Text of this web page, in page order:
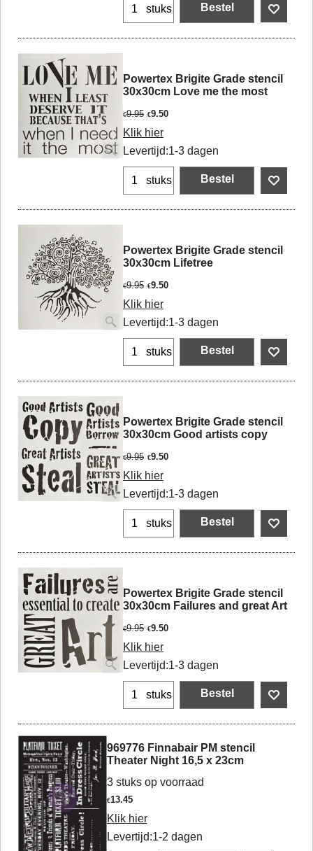
stuks Bestel
Powertex Brigite Grade stencil
30x30cm Love me the most
€9.95 €9.50
Klik hier
Levertijd:1-3 dagen
stuks Bestel
Powertex Brigite Grade stencil
30x30cm Lifetree
€9.95 €9.50
Klik hier
Levertijd:1-3 dagen
stuks Bestel
Powertex Brigite Grade stencil
30x30cm Good artists copy
€9.95 €9.50
Klik hier
Levertijd:1-3 dagen
stuks Bestel
Powertex Brigite Grade stencil
30x30cm Failures and great Art
€9.95 €9.50
Klik hier
Levertijd:1-3 dagen
stuks Bestel
969776 Finnabair PM stencil
Theater Night 16,5 x 23cm
3 stuks op voorraad
€13.45
Klik hier
Levertijd:1-2 dagen